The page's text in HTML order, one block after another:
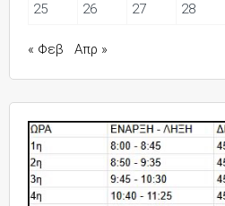
25
26 27 28
« Φεβ Απρ »